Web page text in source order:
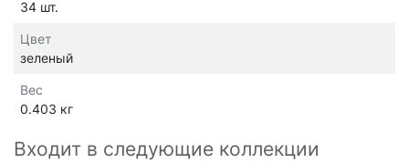
34 шт.
Цвет
зеленый
Вес
0.403 кг
Входит в следующие коллекции